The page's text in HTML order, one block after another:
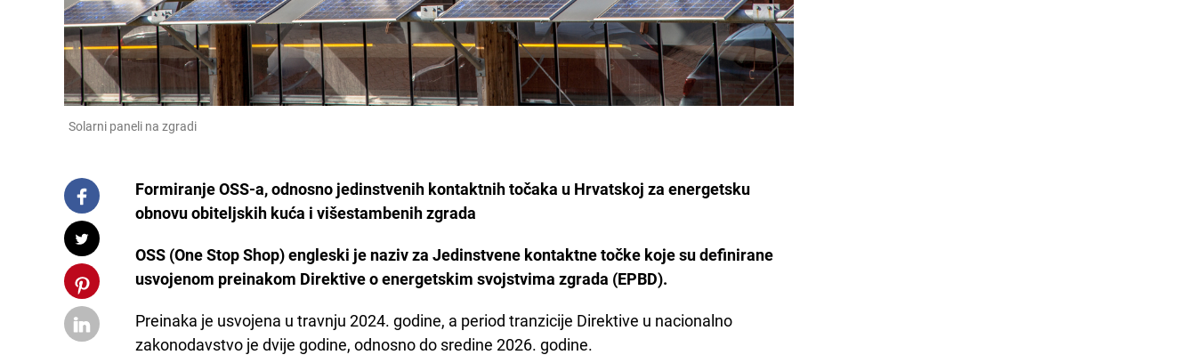
Solarni paneli na zgradi
Formiranje OSS-a, odnosno jedinstvenih kontaktnih točaka u Hrvatskoj za energetsku
obnovu obiteljskih kuća i višestambenih zgrada
OSS (One Stop Shop) engleski je naziv za Jedinstvene kontaktne točke koje su definirane
usvojenom preinakom Direktive o energetskim svojstvima zgrada (EPBD).
Preinaka je usvojena u travnju 2024. godine, a period tranzicije Direktive u nacionalno
zakonodavstvo je dvije godine, odnosno do sredine 2026. godine.